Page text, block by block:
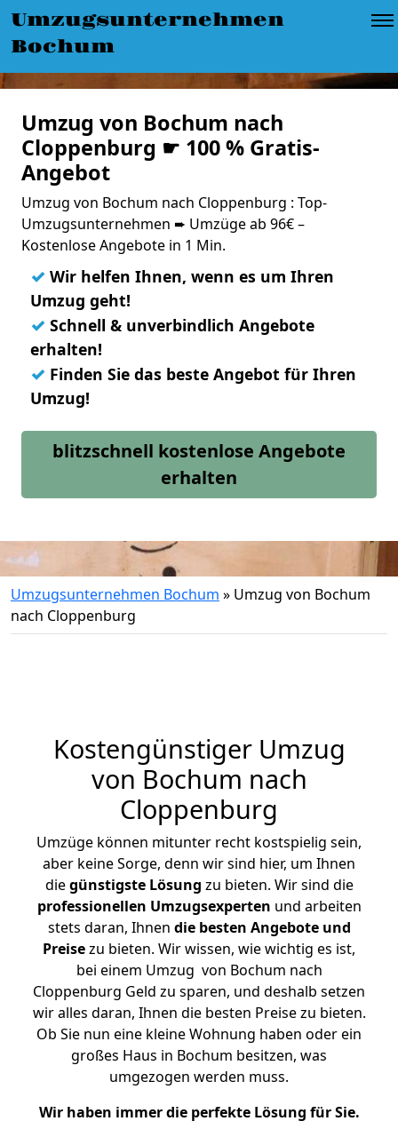
Umzugsunternehmen
Bochum
Umzug von Bochum nach
Cloppenburg ☛ 100 % Gratis-
Angebot
Umzug von Bochum nach Cloppenburg : Top-
Umzugsunternehmen ➨ Umzüge ab 96€ –
Kostenlose Angebote in 1 Min.
✓ Wir helfen Ihnen, wenn es um Ihren
Umzug geht!
✓ Schnell & unverbindlich Angebote
erhalten!
✓ Finden Sie das beste Angebot für Ihren
Umzug!
blitzschnell kostenlose Angebote
erhalten
Umzugsunternehmen Bochum » Umzug von Bochum
nach Cloppenburg
Kostengünstiger Umzug
von Bochum nach
Cloppenburg
Umzüge können mitunter recht kostspielig sein,
aber keine Sorge, denn wir sind hier, um Ihnen
diegünstigste Lösung zu bieten. Wir sind die
professionellen Umzugsexperten und arbeiten
stets daran, Ihnen die besten Angebote und
Preisezu bieten. Wir wissen, wie wichtig es ist,
bei einem Umzug von Bochum nach
Cloppenburg Geld zu sparen, und deshalb setzen
wir alles daran, Ihnen die besten Preise zu bieten.
Ob Sie nun eine kleine Wohnung haben oder ein
großes Haus in Bochum besitzen, was
umgezogen werden muss.
Wir haben immer die perfekte Lösung für Sie.